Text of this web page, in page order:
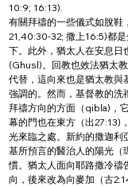
10:9; 16:13).
有關拜禱的一些儀式如脫
21,40:30-32; 撒上16:5)都
下。此外，猶太人在安息日
(Ghusl)。回教也效法猶太
代替，這向來也是猶太教與
強調的。然而，基督教的洗
拜禱方向的方面（qibla)，
幕的門也在東方（出27:13)
光來臨之處。新約的撒迦
基所預言的醫治人的陽光（
慣。猶太人面向耶路撒冷
向，後來改為向麥加（古